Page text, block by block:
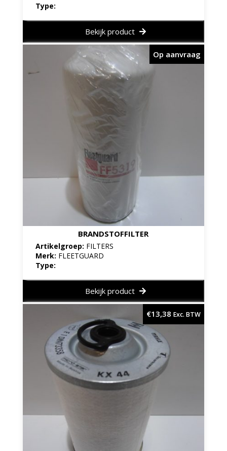
Type:
Bekijk product
BRANDSTOFFILTER
Artikelgroep: FILTERS
Merk: FLEETGUARD
Type:
Op aanvraag
Bekijk product
€13,38 Exc. BTW